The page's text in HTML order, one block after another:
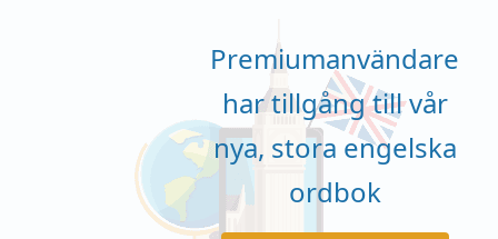
Premiumanvändare
har tillgång till vår
nya, stora engelska
ordbok